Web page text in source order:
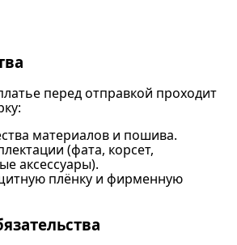
перед отправкой проходит
материалов и пошива.
(фата, корсет,
аксессуары).
плёнку и фирменную